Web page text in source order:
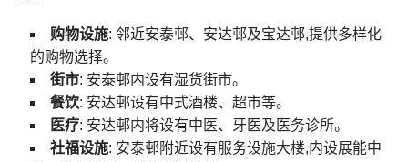
购物设施: 邻近安泰邨、安达邨及宝达邨,提供多样化
的购物选择。
街市: 安泰邨内设有湿货街市。
餐饮: 安达邨设有中式酒楼、超市等。
医疗: 安达邨内将设有中医、牙医及医务诊所。
社福设施: 安泰邨附近设有服务设施大楼,内设展能中